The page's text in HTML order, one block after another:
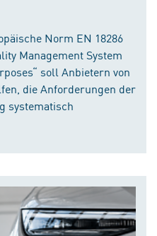
Norm EN 18286
Management System
soll Anbietern von
die Anforderungen der
systematisch